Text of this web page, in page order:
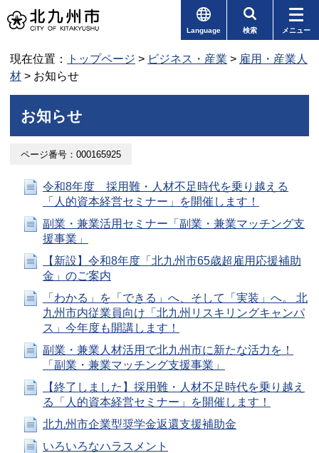
Language 検索 メニュー
現在位置： トップページ > ビジネス・産業 > 雇用・産業人
材 > お知らせ
お知らせ
ページ番号：000165925
令和8年度 採用難・人材不足時代を乗り越える
「人的資本経営セミナー」を開催します！
副業・兼業活用セミナー「副業・兼業マッチング支
援事業」
【新設】令和8年度「北九州市65歳超雇用応援補助
金」のご案内
「わかる」を「できる」へ、そして「実装」へ。 北
九州市内従業員向け「北九州リスキリングキャンパ
ス」今年度も開講します！
副業・兼業人材活用で北九州市に新たな活力を！
「副業・兼業マッチング支援事業」
【終了しました】採用難・人材不足時代を乗り越え
る「人的資本経営セミナー」を開催します！
北九州市企業型奨学金返還支援補助金
いろいろなハラスメント